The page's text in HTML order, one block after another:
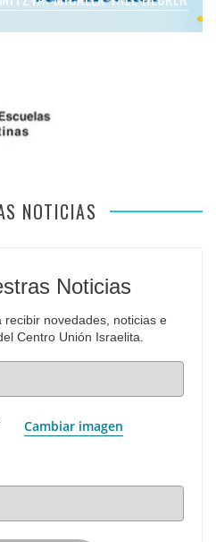
NOTICIAS
Noticias
novedades, noticias e
Centro Unión Israelita.
Cambiar imagen